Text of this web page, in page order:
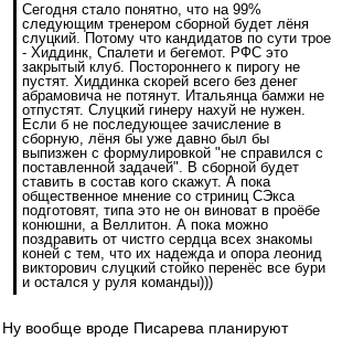
Сегодня стало понятно, что на 99%
следующим тренером сборной будет лёня
слуцкий. Потому что кандидатов по сути трое
- Хиддинк, Спалети и бегемот. РФС это
закрытый клуб. Постороннего к пирогу не
пустят. Хиддинка скорей всего без денег
абрамовича не потянут. Итальянца бамжи не
отпустят. Слуцкий гинеру нахуй не нужен.
Если б не последующее зачисление в
сборную, лёня бы уже давно был бы
выпизжен с формулировкой "не справился с
поставленной задачей". В сборной будет
ставить в состав кого скажут. А пока
общественное мнение со стриниц СЭкса
подготовят, типа это не он виноват в проёбе
конюшни, а Веллитон. А пока можно
поздравить от чистго сердца всех знакомы
коней с тем, что их надежда и опора леонид
викторович слуцкий стойко перенёс все бури
и остался у руля команды)))
Ну вообще вроде Писарева планируют